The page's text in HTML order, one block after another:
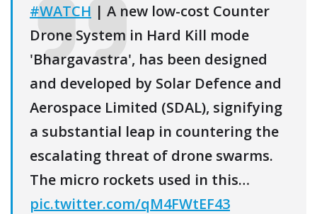
#WATCH | A new low-cost Counter
Drone System in Hard Kill mode
'Bhargavastra', has been designed
and developed by Solar Defence and
Aerospace Limited (SDAL), signifying
a substantial leap in countering the
escalating threat of drone swarms.
The micro rockets used in this…
pic.twitter.com/qM4FWtEF43